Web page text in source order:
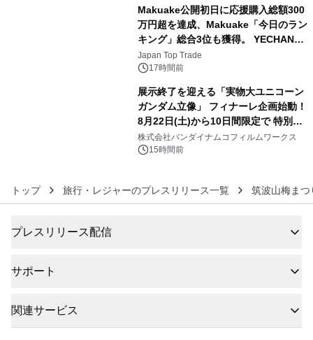
Makuake公開初日に応援購入総額300
万円超を達成、Makuake「今日のラン
キング」総合3位も獲得。 YECHAN音
浴シンギングボウル第2弾の大型サイ
ズ（XL・2XL・3XL）を先行販売中
Japan Top Trade
17時間前
展示終了を迎える「実物大ユニコーン
ガンダム立像」 フィナーレ企画始動！
8月22日(土)から10日間限定で 特別映
像『UNICORN GUNDAM Statue ―
BEYOND POSSIBILITY ―』を上映！
株式会社バンダイナムコフィルムワークス
15時間前
トップ 旅行・レジャーのプレスリリース一覧 筑波山梅ま
プレスリリース配信
サポート
関連サービス